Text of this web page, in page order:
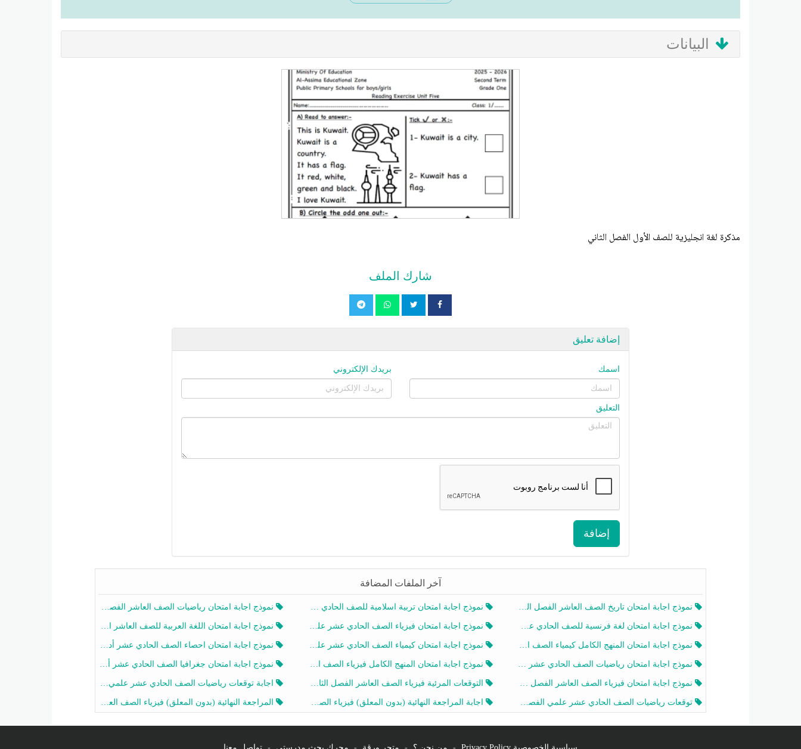
البيانات
مذكرة لغة انجليزية للصف الأول الفصل الثاني
شارك الملف
إضافة تعليق
اسمك بريدك الإلكتروني
التعليق
إضافة
آخر الملفات المضافة
نموذج اجابة امتحان تاريخ الصف العاشر الفصل الثاني 2025-2026 نموذج اجابة امتحان تربية اسلامية للصف الحادي عشر الفصل الثاني 2025-2026 نموذج اجابة امتحان رياضيات الصف العاشر الفصل الثاني 2025-2026
نموذج اجابة امتحان لغة فرنسية للصف الحادي عشر أدبي الفصل الثاني 2025-2026 نموذج اجابة امتحان فيزياء الصف الحادي عشر علمي الفصل الثاني 2025-2026 نموذج اجابة امتحان اللغة العربية للصف العاشر الفصل الثاني 2025-2026
نموذج اجابة امتحان المنهج الكامل كيمياء الصف الحادي عشر علمي الفصل الثاني 2025-2026 نموذج اجابة امتحان كيمياء الصف الحادي عشر علمي الفصل الثاني 2025-2026 نموذج اجابة امتحان احصاء الصف الحادي عشر أدبي الفصل الثاني 2025-2026
نموذج اجابة امتحان رياضيات الصف الحادي عشر علمي الفصل الثاني 2025-2026 نموذج اجابة امتحان المنهج الكامل فيزياء الصف العاشر الفصل الثاني 2025-2026 نموذج اجابة امتحان جغرافيا الصف الحادي عشر أدبي الفصل الثاني 2025-2026
نموذج اجابة امتحان فيزياء الصف العاشر الفصل الثاني 2025-2026 التوقعات المرئية فيزياء الصف العاشر الفصل الثاني 2026 أ هيثم الليثي اجابة توقعات رياضيات الصف الحادي عشر علمي الفصل الثاني 2025-2026 أ عمرو فايز
توقعات رياضيات الصف الحادي عشر علمي الفصل الثاني 2025-2026 أ عمرو فايز اجابة المراجعة النهائية (بدون المعلق) فيزياء الصف العاشر الفصل الثاني أ أحمد نبيه المراجعة النهائية (بدون المعلق) فيزياء الصف العاشر الفصل الثاني أ أحمد نبيه